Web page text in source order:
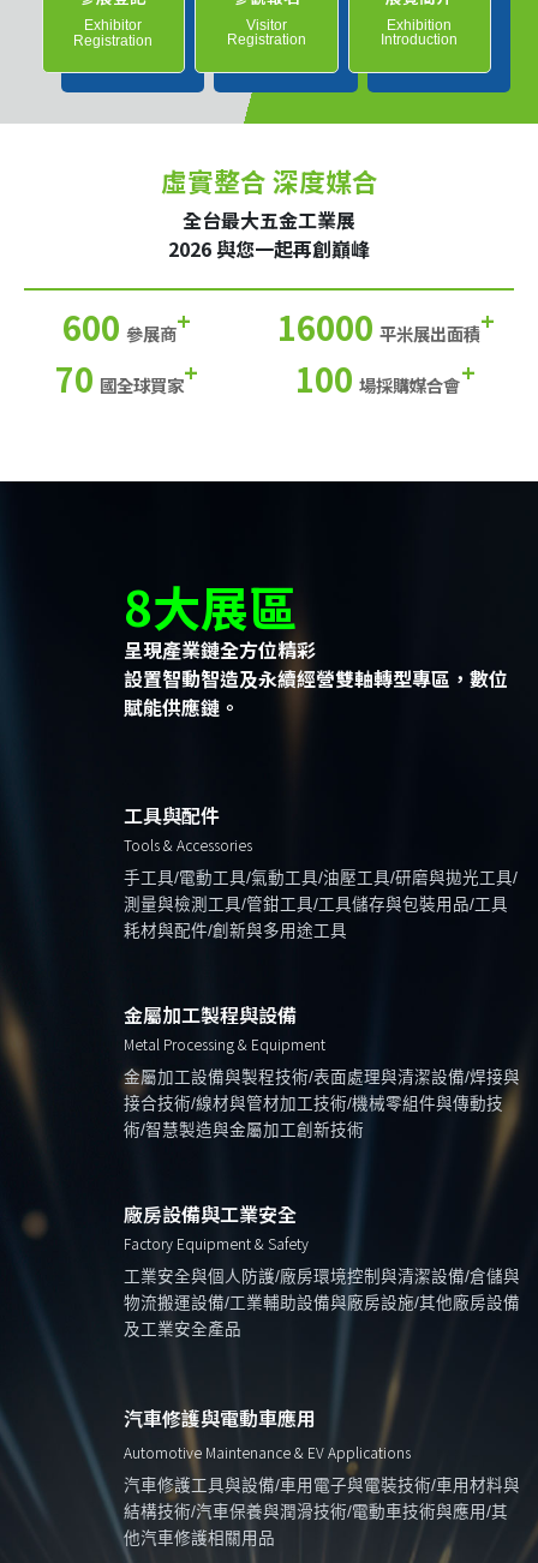
Exhibitor
Registration
Visitor
Registration
Exhibition
Introduction
虛實整合 深度媒合
全台最大五金工業展
2026 與您一起再創巔峰
600 參展商+ 16000 平米展出面積+
70 國全球買家+ 100 場採購媒合會+
8大展區
呈現產業鏈全方位精彩
設置智動智造及永續經營雙軸轉型專區，數位
賦能供應鏈。
工具與配件
Tools & Accessories
手工具/電動工具/氣動工具/油壓工具/研磨與拋光工具/
測量與檢測工具/管鉗工具/工具儲存與包裝用品/工具
耗材與配件/創新與多用途工具
金屬加工製程與設備
Metal Processing & Equipment
金屬加工設備與製程技術/表面處理與清潔設備/焊接與
接合技術/線材與管材加工技術/機械零組件與傳動技
術/智慧製造與金屬加工創新技術
廠房設備與工業安全
Factory Equipment & Safety
工業安全與個人防護/廠房環境控制與清潔設備/倉儲與
物流搬運設備/工業輔助設備與廠房設施/其他廠房設備
及工業安全產品
汽車修護與電動車應用
Automotive Maintenance & EV Applications
汽車修護工具與設備/車用電子與電裝技術/車用材料與
結構技術/汽車保養與潤滑技術/電動車技術與應用/其
他汽車修護相關用品